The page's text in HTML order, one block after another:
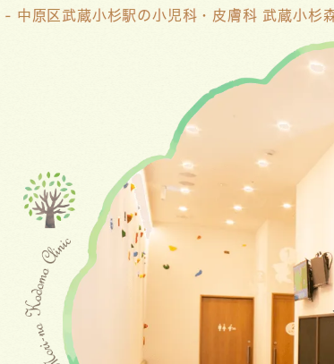
- 中原区武蔵小杉駅の小児科・皮膚科 武蔵小杉